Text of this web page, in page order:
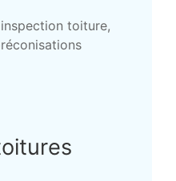
toiture,